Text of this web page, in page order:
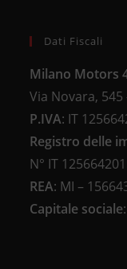
Dati Fiscali
Milano Motors
Via Novara, 545
P.IVA: IT
Registro delle
N° IT
REA: MI –
Capitale sociale